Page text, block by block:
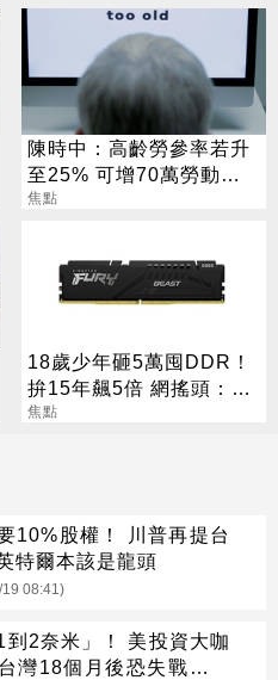
陳時中：高齡勞參率若升
至25% 可增70萬勞動人
口
焦點
18歲少年砸5萬囤DDR！
拚15年飆5倍 網搖頭：會
報廢
焦點
10%股權！ 川普再提台
特爾本該是龍頭
08:41)
到2奈米」！ 美投資大咖
灣18個月後恐失戰略重